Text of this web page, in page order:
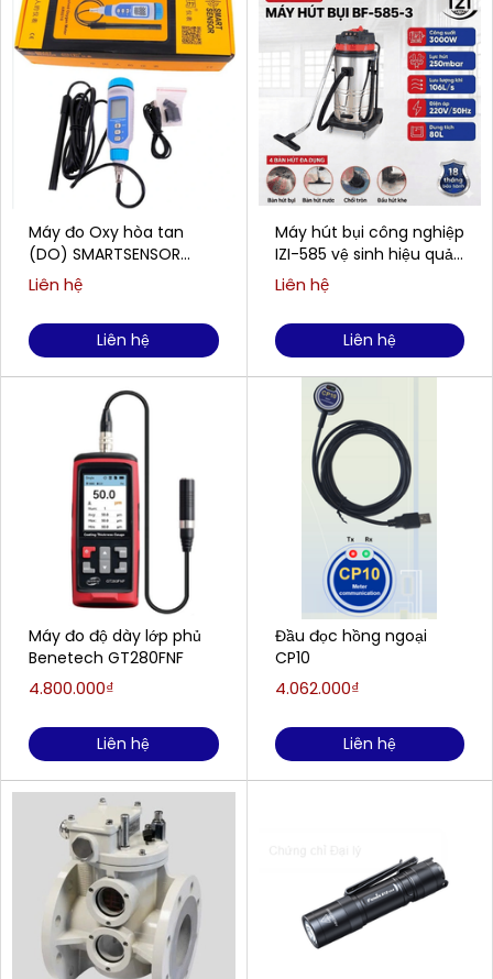
Máy đo Oxy hòa tan
(DO) SMARTSENSOR
AR8210 (0,00 ~ 20,00
Liên hệ
Liên hệ
Máy đo độ dày lớp phủ
Benetech GT280FNF
4.800.000₫
Liên hệ
Máy hút bụi công nghiệp
IZI-585 vệ sinh hiệu quả
cho doanh nghiệp
Liên hệ
Liên hệ
Đầu đọc hồng ngoại
CP10
4.062.000₫
Liên hệ